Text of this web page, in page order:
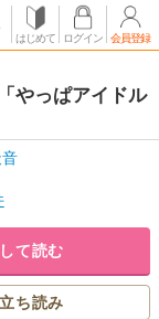
はじめて ログイン 会員登録
やっぱアイドル
音
て読む
ち読み